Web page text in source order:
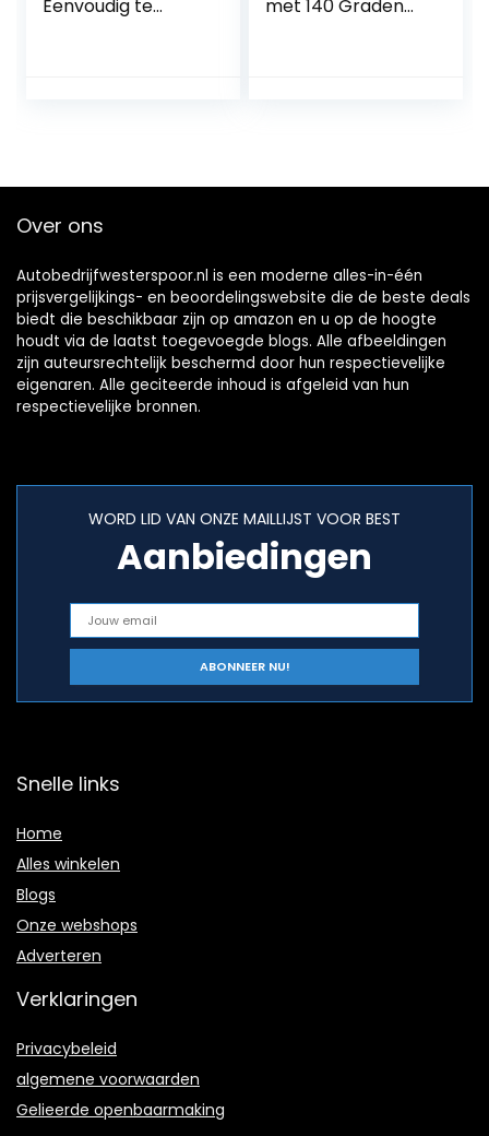
Eenvoudig te
met 140 Graden
Over ons
Autobedrijfwesterspoor.nl is een moderne alles-in-één
prijsvergelijkings- en beoordelingswebsite die de beste deals
biedt die beschikbaar zijn op amazon en u op de hoogte
houdt via de laatst toegevoegde blogs. Alle afbeeldingen
zijn auteursrechtelijk beschermd door hun respectievelijke
eigenaren. Alle geciteerde inhoud is afgeleid van hun
respectievelijke bronnen.
WORD LID VAN ONZE MAILLIJST VOOR BEST
Aanbiedingen
Snelle links
Home
Alles winkelen
Blogs
Onze webshops
Adverteren
Verklaringen
Privacybeleid
algemene voorwaarden
Gelieerde openbaarmaking